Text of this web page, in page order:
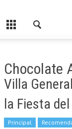
Chocolate
Villa
la Fiesta
Principal